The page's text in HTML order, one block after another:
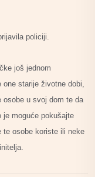
policiji.
još jednom
starije životne dobi,
osobe u svoj dom te da
je moguće pokušajte
osobe koriste ili neke